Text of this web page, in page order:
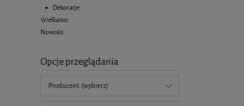
Dekoracje
Wielkanoc
Nowości
Opcje przeglądania
Producent: (wybierz)